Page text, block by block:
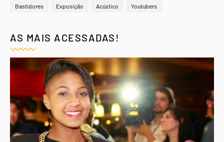
Bastidores Exposição Acústico Youtubers
AS MAIS ACESSADAS!